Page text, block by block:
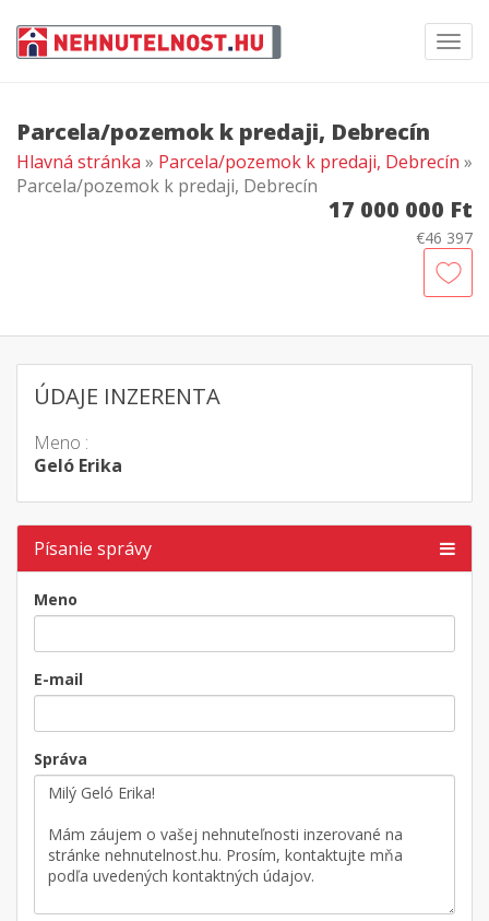
Parcela/pozemok k predaji, Debrecín
Hlavná stránka » Parcela/pozemok k predaji, Debrecín »
Parcela/pozemok k predaji, Debrecín
17 000 000 Ft
€46 397
ÚDAJE INZERENTA
Meno :
Geló Erika
Písanie správy
Meno
E-mail
Správa